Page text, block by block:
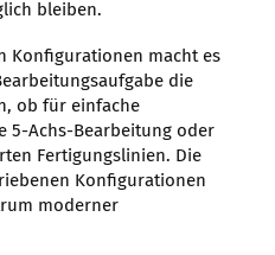
bleiben.
Konfigurationen macht es
die
ob für einfache
5-Achs-Bearbeitung oder
Fertigungslinien. Die
Konfigurationen
moderner